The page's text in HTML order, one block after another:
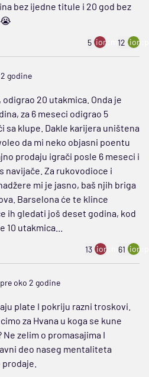
bez ijedne titule i 20 god bez
5 ion:minus
12
godine
20 utakmica. Onda je
za 6 meseci odigrao 5
sa klupe. Dakle karijera uništena
da mi neko objasni poentu
prodaju igrači posle 6 meseci i
navijače. Za rukovodioce i
mi je jasno, baš njih briga
Barselona će te klince
ih gledati još deset godina, kod
utakmica...
13 ion:minus
61
pre oko 2 godine
plate I pokriju razni troskovi.
za Hvana u koga se kune
Ne zelim o promasajima I
deo naseg mentaliteta